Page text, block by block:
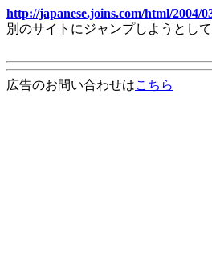
http://japanese.joins.com/html/2004/
別のサイトにジャンプしようとし
広告のお問い合わせはこちら